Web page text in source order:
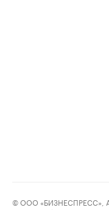
© ООО «БИЗНЕСПРЕСС»,